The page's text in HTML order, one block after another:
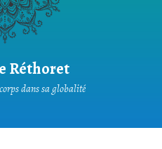
Réthoret
dans sa globalité